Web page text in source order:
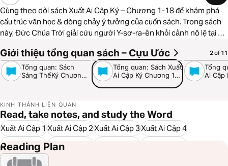
Cùng theo dõi sách Xuất Ai Cập Ký – Chương 1-18 để khám phá
cấu trúc văn học & dòng chảy ý tưởng của cuốn sách. Trong sách
này, Đức Chúa Trời giải cứu người Y-sơ-ra-ên khỏi cảnh nô lệ tại Ai
https://bibleproject.com/Vietnamese/
Giới thiệu tổng quan sách – Cựu Ước 2 of 11
7:48
Tổng quan: Sách
Sáng ThếKý Chương
6:40
Tổng quan: Sách Xuất
Ai Cập Ký Chương 1-
Tổng
Ai Cập
KINH THÁNH LIÊN QUAN
Read, take notes, and study the Word
Xuất Ai Cập 1Xuất Ai Cập 2Xuất Ai Cập 3Xuất Ai Cập 4
Xuất Ai Cập 5Xuất Ai Cập 6
Xuất Ai Cập 9
Reading Plan